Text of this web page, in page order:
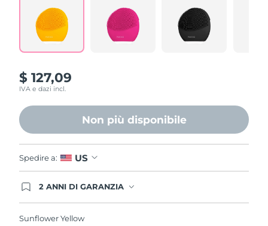
Reviews.
Same
page
$ 127,09
IVA e dazi incl.
Non più disponibile
Spedire a: US
2 ANNI DI GARANZIA
che, in caso di difetti nei primi 2 anni dalla data di
Sunflower Yellow